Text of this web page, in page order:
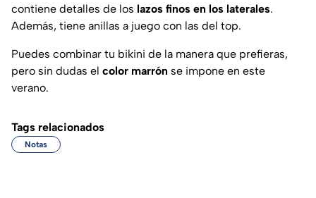
contiene detalles de los lazos finos en los laterales.
Además, tiene anillas a juego con las del top.
Puedes combinar tu bikini de la manera que prefieras,
pero sin dudas el color marrón se impone en este
verano.
Tags relacionados
Notas